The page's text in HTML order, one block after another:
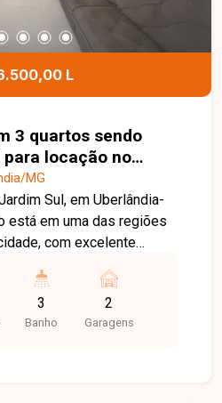
L
3 quartos sendo
locação no
Uberlândia - MG
MG
Sul, em Uberlândia-
está em uma das regiões
com excelente
escolas,
academias e diversos
proporcionando
3
Banho
2
Garagens